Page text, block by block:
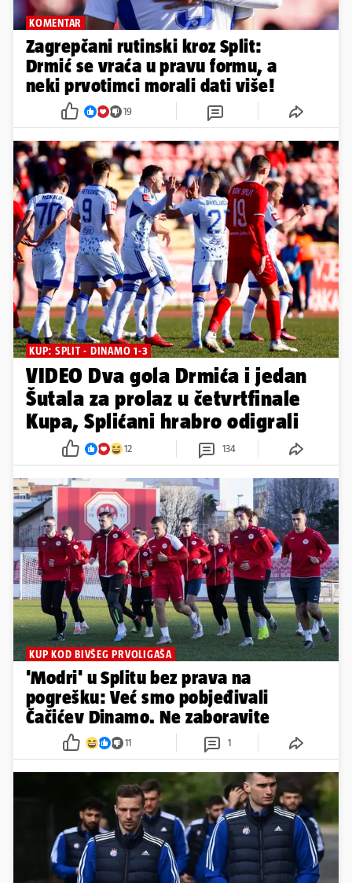
KOMENTAR
Zagrepčani rutinski kroz Split:
Drmić se vraća u pravu formu, a
neki prvotimci morali dati više!
19
KUP: SPLIT - DINAMO 1-3
VIDEO Dva gola Drmića i jedan
Šutala za prolaz u četvrtfinale
Kupa, Splićani hrabro odigrali
12 134
KUP KOD BIVŠEG PRVOLIGAŠA
'Modri' u Splitu bez prava na
pogrešku: Već smo pobjeđivali
Čačićev Dinamo. Ne zaboravite
11 1